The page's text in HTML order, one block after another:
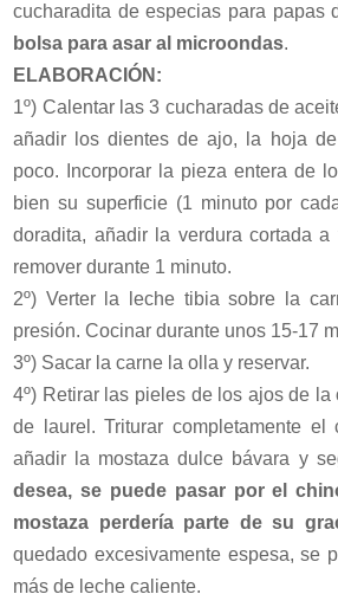
cucharadita de especias para papas
bolsa para asar al microondas.
ELABORACIÓN:
1º) Calentar las 3 cucharadas de
añadir los dientes de ajo, la hoja
poco. Incorporar la pieza entera de
bien su superficie (1 minuto por
doradita, añadir la verdura cortada a
remover durante 1 minuto.
2º) Verter la leche tibia sobre la
presión. Cocinar durante unos 15-17
3º) Sacar la carne la olla y reservar.
4º) Retirar las pieles de los ajos de
de laurel. Triturar completamente
añadir la mostaza dulce bávara y
desea, se puede pasar por el
mostaza perdería parte de su
quedado excesivamente espesa, se
más de leche caliente.